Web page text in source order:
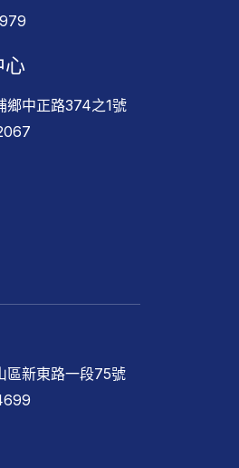
心
鄉中正路374之1號
區新東路一段75號